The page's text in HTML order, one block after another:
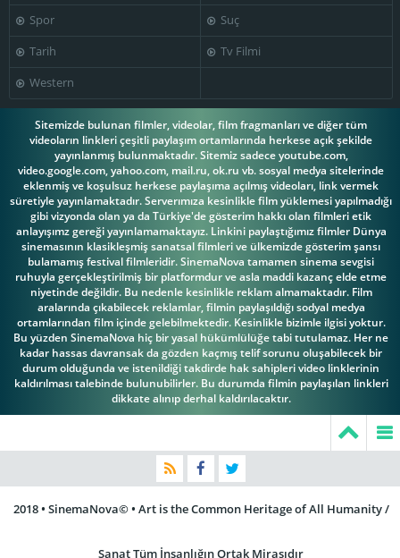
Larri Thomas Lynette Bernay Marlon Brando
Matt Mattox
Noble 'Kid'
Chissell
Pat Sheehan
Regis Toomey Renee Renor Robert Keith
Sandra Warner Sayre Dearing
Leonard
Spor
Suç
Tarih
Tv Filmi
Western
Sitemizde bulunan filmler, videolar, film fragmanları ve diğer tüm
videoların linkleri çeşitli paylaşım ortamlarında herkese açık şekilde
yayınlanmış bulunmaktadır. Sitemiz sadece youtube.com,
video.google.com, yahoo.com, mail.ru, ok.ru vb. sosyal medya sitelerinde
eklenmiş ve koşulsuz herkese paylaşıma açılmış videoları, link vermek
süretiyle yayınlamaktadır. Serverımıza kesinlikle film yüklemesi yapılmadığı
gibi vizyonda olan ya da Türkiye'de gösterim hakkı olan filmleri etik
anlayışımz gereği yayınlamamaktayız. Linkini paylaştığımız filmler Dünya
sinemasının klasikleşmiş sanatsal filmleri ve ülkemizde gösterim şansı
bulamamış festival filmleridir. SinemaNova tamamen sinema sevgisi
ruhuyla gerçekleştirilmiş bir platformdur ve asla maddi kazanç elde etme
niyetinde değildir. Bu nedenle kesinlikle reklam almamaktadır. Film
aralarında çıkabilecek reklamlar, filmin paylaşıldığı sodyal medya
ortamlarından film içinde gelebilmektedir. Kesinlikle bizimle ilgisi yoktur.
Bu yüzden SinemaNova hiç bir yasal hükümlülüğe tabi tutulamaz. Her ne
kadar hassas davransak da gözden kaçmış telif sorunu oluşabilecek bir
durum olduğunda ve istenildiği takdirde hak sahipleri video linklerinin
kaldırılması talebinde bulunubilirler. Bu durumda filmin paylaşılan linkleri
dikkate alınıp derhal kaldırılacaktır.
2018 • SinemaNova© • Art is the Common Heritage of All Humanity /
Sanat Tüm İnsanlığın Ortak Mirasıdır